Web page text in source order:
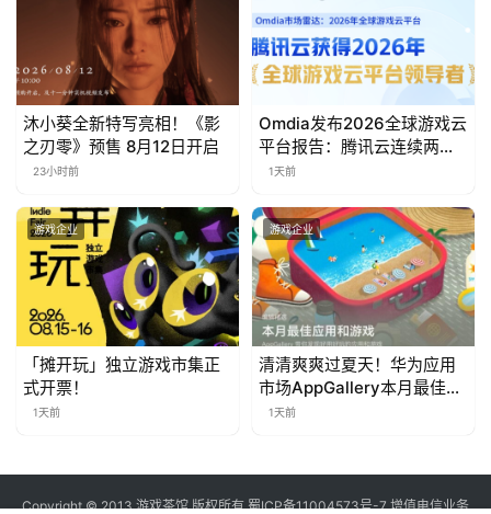
接
会
上
海
站
中
文
(
中
)
沐小葵全新特写亮相！《影
之刃零》预售 8月12日开启
23小时前
Omdia发布2026全球游戏云
平台报告：腾讯云连续两年
入选“领导者”象限
1天前
游戏企业
「摊开玩」独立游戏市集正
式开票！
1天前
游戏企业
清清爽爽过夏天！华为应用
市场AppGallery本月最佳上
新，款款提升幸福感
1天前
Copyright © 2013 游戏茶馆 版权所有蜀ICP备11004573号-7增值电信业务